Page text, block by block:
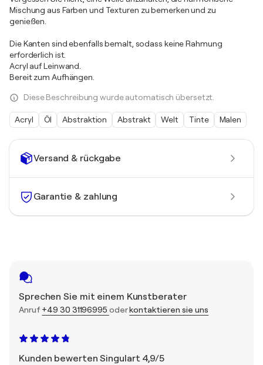
Versand & rückgabe
Garantie & zahlung
Sprechen Sie mit einem Kunstberater
Anruf +49 30 31196995 oderkontaktieren sie uns
Kunden bewerten Singulart 4,9/5
Mischung aus Farben und Texturen zu bemerken und zu
genießen.
Die Kanten sind ebenfalls bemalt, sodass keine Rahmung
erforderlich ist.
Acryl auf Leinwand.
Bereit zum Aufhängen.
Diese Beschreibung wurde automatisch übersetzt.
Acryl Öl Abstraktion Abstrakt Welt Tinte Malen